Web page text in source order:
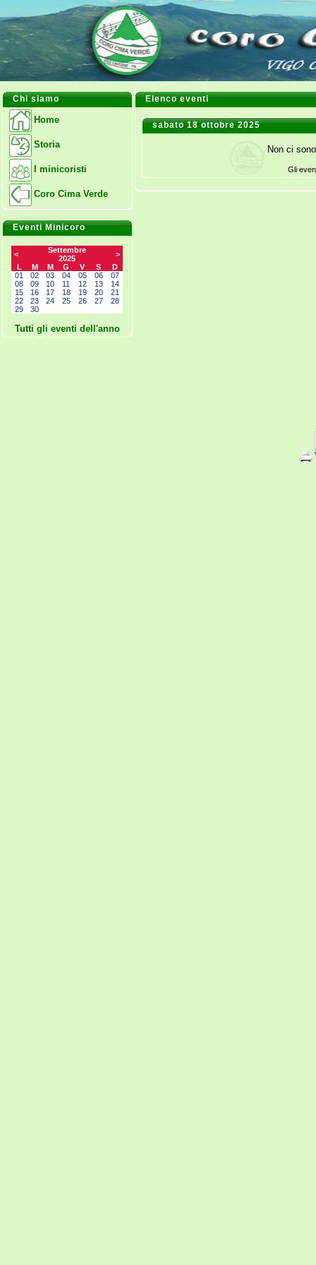
Chi siamo
Home
Storia
I minicoristi
Coro Cima Verde
Eventi Minicoro
<
Settembre
2025
>
L
M M G V S
D
01
02 03 04 05 06
07
08
09 10 11 12 13
14
15
16 17 18 19 20
21
22
23 24 25 26 27
28
29
30
Tutti gli eventi dell'anno
Elenco eventi
sabato 18 ottobre 2025
Non ci
Gli